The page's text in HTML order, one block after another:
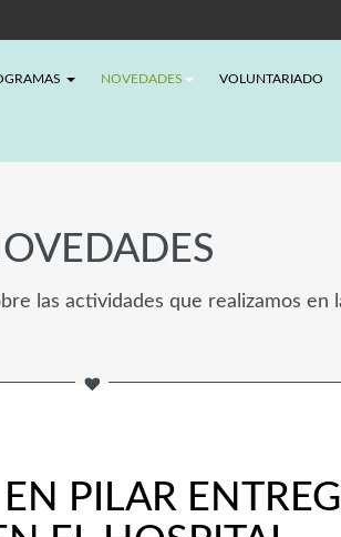
NOVEDADES VOLUNTARIADO
las actividades que realizamos en
PILAR